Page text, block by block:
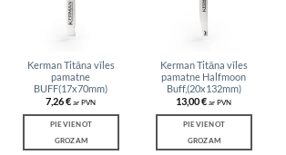
Kerman Titāna vīles
pamatne
BUFF(17x70mm)
7,26€ ar PVN
PIEVIENOT
GROZAM
Kerman Titāna vīles
pamatne Halfmoon
Buff,(20x132mm)
13,00€ ar PVN
PIEVIENOT
GROZAM